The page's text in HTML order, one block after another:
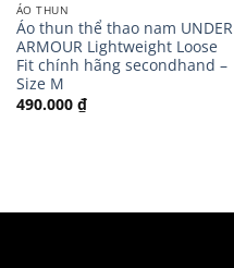
ÁO THUN
Áo thun thể thao nam UNDER
ARMOUR Lightweight Loose
Fit chính hãng secondhand –
Size M
490.000 ₫